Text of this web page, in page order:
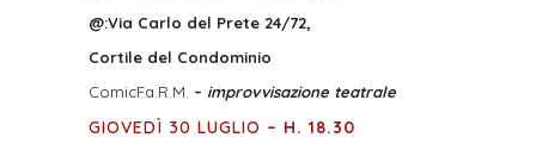
@:Via Carlo del Prete 24/72,
Cortile del Condominio
ComicFa.R.M. – improvvisazione teatrale
GIOVEDÌ 30 LUGLIO – H. 18.30